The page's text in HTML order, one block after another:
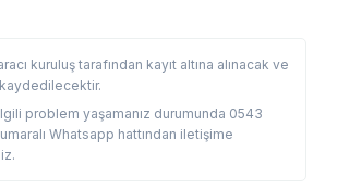
kuruluş tarafından kayıt altına alınacak ve
kaydedilecektir.
problem yaşamanız durumunda 0543
Whatsapp hattından iletişime